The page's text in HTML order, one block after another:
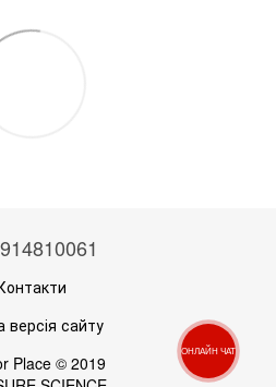
версія сайту
Place © 2019
ОНЛАЙН ЧАТ